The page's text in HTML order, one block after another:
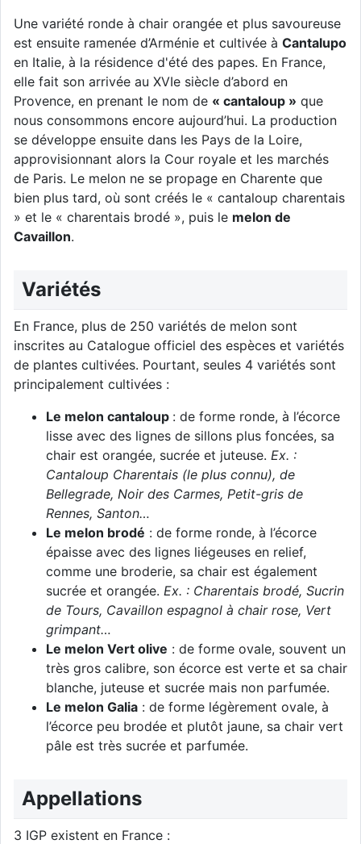
Une variété ronde à chair orangée et plus savoureuse
est ensuite ramenée d’Arménie et cultivée à Cantalupo
en Italie, à la résidence d'été des papes. En France,
elle fait son arrivée au XVIe siècle d’abord en
Provence, en prenant le nom de « cantaloup » que
nous consommons encore aujourd’hui. La production
se développe ensuite dans les Pays de la Loire,
approvisionnant alors la Cour royale et les marchés
de Paris. Le melon ne se propage en Charente que
bien plus tard, où sont créés le « cantaloup charentais
» et le « charentais brodé », puis le melon de
Cavaillon.
Variétés
En France, plus de 250 variétés de melon sont
inscrites au Catalogue officiel des espèces et variétés
de plantes cultivées. Pourtant, seules 4 variétés sont
principalement cultivées :
Le melon cantaloup : de forme ronde, à l’écorce
lisse avec des lignes de sillons plus foncées, sa
chair est orangée, sucrée et juteuse. Ex. :
Cantaloup Charentais (le plus connu), de
Bellegrade, Noir des Carmes, Petit-gris de
Rennes, Santon…
Le melon brodé : de forme ronde, à l’écorce
épaisse avec des lignes liégeuses en relief,
comme une broderie, sa chair est également
sucrée et orangée. Ex. : Charentais brodé, Sucrin
de Tours, Cavaillon espagnol à chair rose, Vert
grimpant…
Le melon Vert olive : de forme ovale, souvent un
très gros calibre, son écorce est verte et sa chair
blanche, juteuse et sucrée mais non parfumée.
Le melon Galia : de forme légèrement ovale, à
l’écorce peu brodée et plutôt jaune, sa chair vert
pâle est très sucrée et parfumée.
Appellations
3 IGP existent en France :